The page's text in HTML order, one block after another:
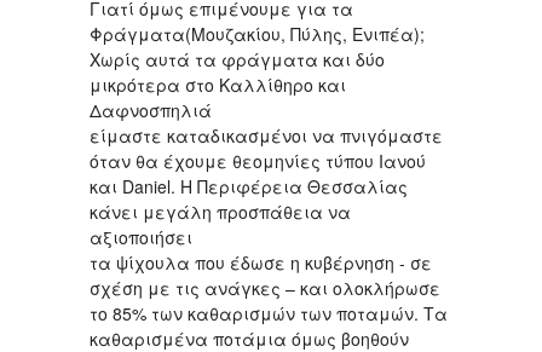
Γιατί όμως επιμένουμε για τα
Φράγματα(Μουζακίου, Πύλης, Ενιπέα);
Χωρίς αυτά τα φράγματα και δύο
μικρότερα στο Καλλίθηρο και
Δαφνοσπηλιά
είμαστε καταδικασμένοι να πνιγόμαστε
όταν θα έχουμε θεομηνίες τύπου Ιανού
και Daniel. Η Περιφέρεια Θεσσαλίας
κάνει μεγάλη προσπάθεια να
αξιοποιήσει
τα ψίχουλα που έδωσε η κυβέρνηση - σε
σχέση με τις ανάγκες – και ολοκλήρωσε
το 85% των καθαρισμών των ποταμών. Τα
καθαρισμένα ποτάμια όμως βοηθούν